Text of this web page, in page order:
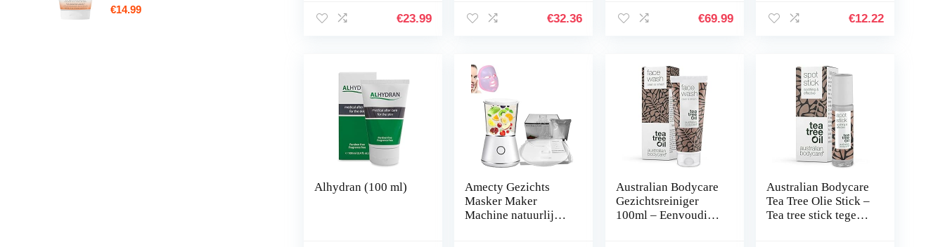
€14.99
Removing Moles€23.99
Vervangende
€32.36
en,16pin
€69.99
lichaam ontspannen
€12.22
Alhydran (100 ml)
Amecty Gezichts
Masker Maker
Machine natuurlijke
Australian Bodycare
Gezichtsreiniger
100ml – Eenvoudige
Australian Bodycare
Tea Tree Olie Stick –
Tea tree stick tegen